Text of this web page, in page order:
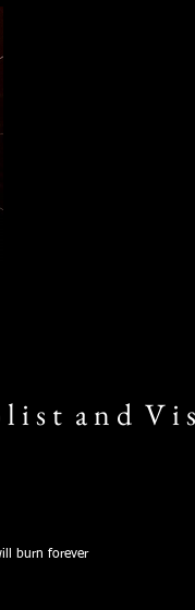
i s t a n d V i
burn forever